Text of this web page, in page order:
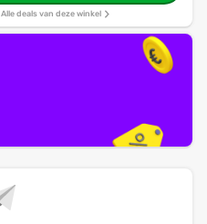
Alle deals van deze winkel